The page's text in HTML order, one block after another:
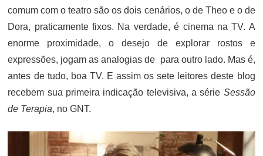
comum com o teatro são os dois cenários, o de Theo e o de
Dora, praticamente fixos. Na verdade, é cinema na TV. A
enorme proximidade, o desejo de explorar rostos e
expressões, jogam as analogias de para outro lado. Mas é,
antes de tudo, boa TV. E assim os sete leitores deste blog
recebem sua primeira indicação televisiva, a série Sessão
de Terapia, no GNT.